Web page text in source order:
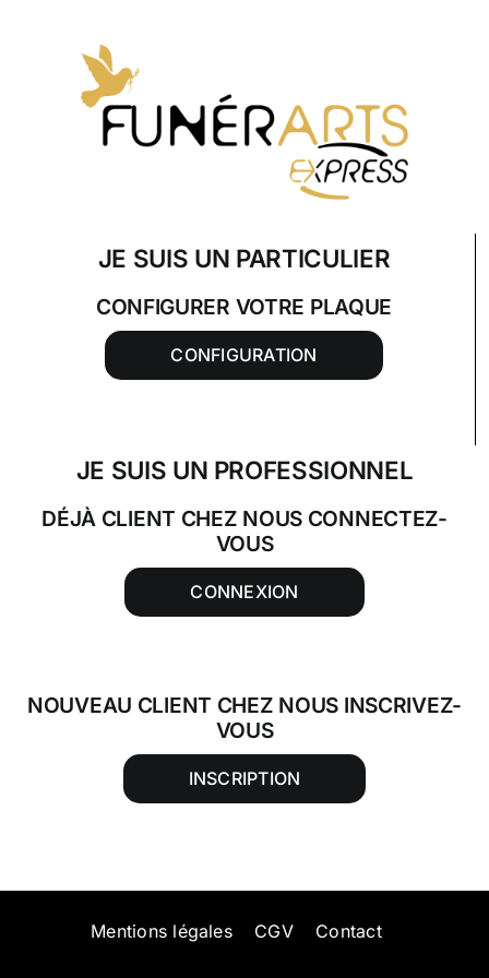
JE SUIS UN PARTICULIER
CONFIGURER VOTRE PLAQUE
CONFIGURATION
JE SUIS UN PROFESSIONNEL
DÉJÀ CLIENT CHEZ NOUS CONNECTEZ-
VOUS
CONNEXION
NOUVEAU CLIENT CHEZ NOUS INSCRIVEZ-
VOUS
INSCRIPTION
Mentions légales CGV Contact